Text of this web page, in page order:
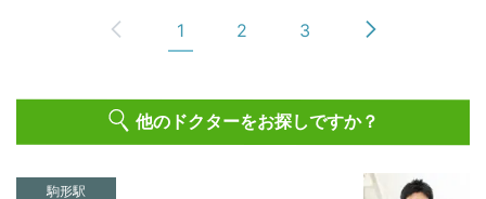
1 2 3
他のドクターをお探しですか？
駒形駅